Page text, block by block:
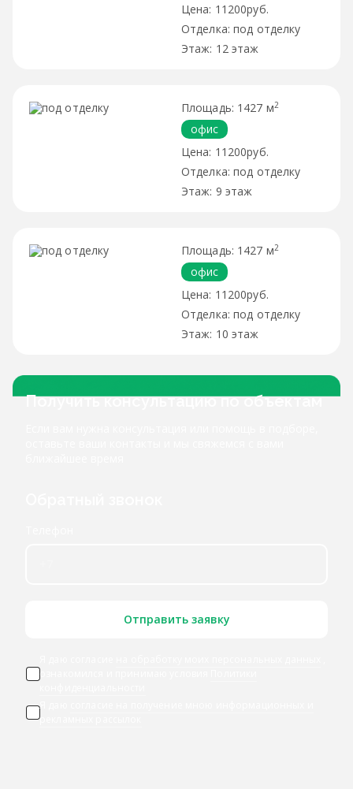
11200руб.
под отделку
12 этаж
1427 м2
офис
11200руб.
под отделку
9 этаж
1427 м2
офис
11200руб.
под отделку
10 этаж
Получить консультацию по объектам
Отправить заявку
ознакомился и принимаю условия
Я даю
рекламных рассылок